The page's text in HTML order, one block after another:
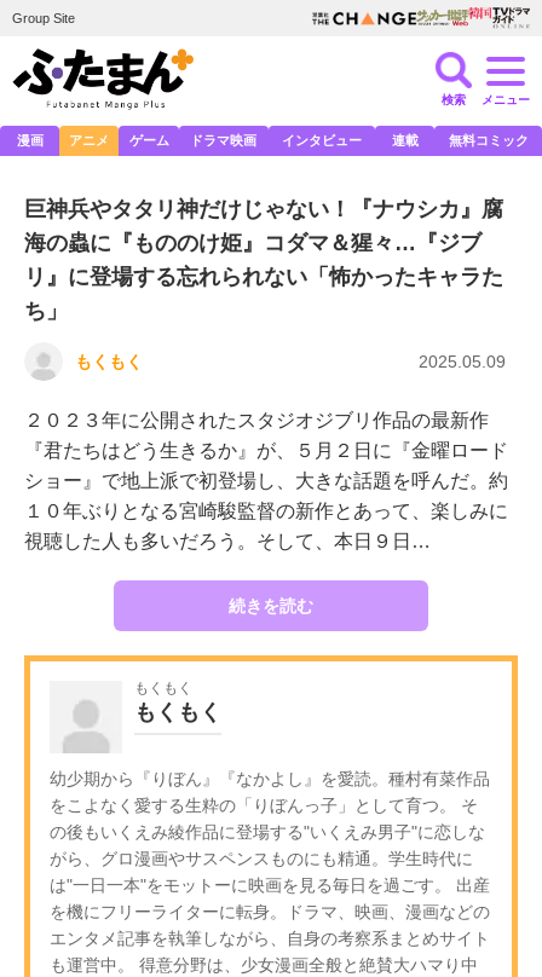
Group Site
検索 メニュー
漫画 アニメ ゲーム ドラマ映画 インタビュー 連載 無料コミック
巨神兵やタタリ神だけじゃない！『ナウシカ』腐
海の蟲に『もののけ姫』コダマ＆猩々…『ジブ
リ』に登場する忘れられない「怖かったキャラた
ち」
もくもく 2025.05.09
２０２３年に公開されたスタジオジブリ作品の最新作
『君たちはどう生きるか』が、５月２日に『金曜ロード
ショー』で地上派で初登場し、大きな話題を呼んだ。約
１０年ぶりとなる宮崎駿監督の新作とあって、楽しみに
視聴した人も多いだろう。そして、本日９日…
続きを読む
もくもく
もくもく
幼少期から『りぼん』『なかよし』を愛読。種村有菜作品
をこよなく愛する生粋の「りぼんっ子」として育つ。 そ
の後もいくえみ綾作品に登場する"いくえみ男子"に恋しな
がら、グロ漫画やサスペンスものにも精通。学生時代に
は"一日一本"をモットーに映画を見る毎日を過ごす。 出産
を機にフリーライターに転身。ドラマ、映画、漫画などの
エンタメ記事を執筆しながら、自身の考察系まとめサイト
も運営中。 得意分野は、少女漫画全般と絶賛大ハマり中